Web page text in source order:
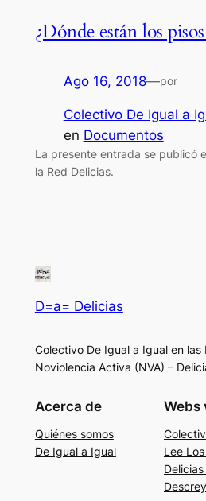
¿Dónde están los
Ago 16, 2018—por
Colectivo De Igual a
en Documentos
La presente entrada se publicó
la Red Delicias.
D=a= Delicias
Colectivo De Igual a Igual en las
Noviolencia Activa (NVA) –
Acerca de
Quiénes somos
De Igual a Igual
Webs
Lee